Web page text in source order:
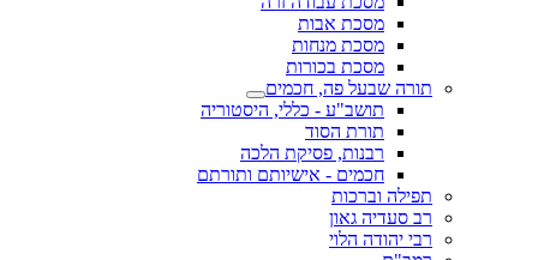
מסכת אבות
מסכת מנחות
מסכת בכורות
תורה שבעל פה, חכמים
תושב"ע - כללי, היסטוריה
תורת הסוד
רבנות, פסיקת הלכה
חכמים - אישיותם ותורתם
תפילה וברכות
רב סעדיה גאון
רבי יהודה הלוי